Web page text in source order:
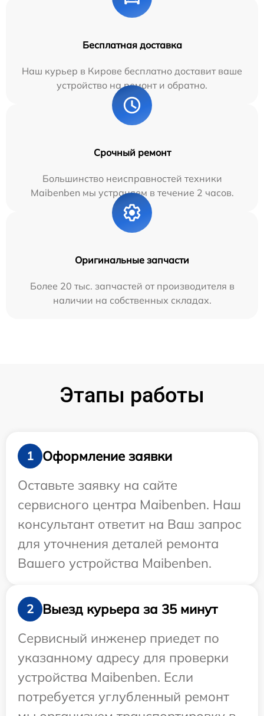
Бесплатная доставка
Наш курьер в Кирове бесплатно доставит ваше
устройство на ремонт и обратно.
Срочный ремонт
Большинство неисправностей техники
Maibenben мы устраняем в течение 2 часов.
Оригинальные запчасти
Более 20 тыс. запчастей от производителя в
наличии на собственных складах.
Этапы работы
1
Оформление заявки
Оставьте заявку на сайте
сервисного центра Maibenben. Наш
консультант ответит на Ваш запрос
для уточнения деталей ремонта
Вашего устройства Maibenben.
2
Выезд курьера за 35 минут
Сервисный инженер приедет по
указанному адресу для проверки
устройства Maibenben. Если
потребуется углубленный ремонт